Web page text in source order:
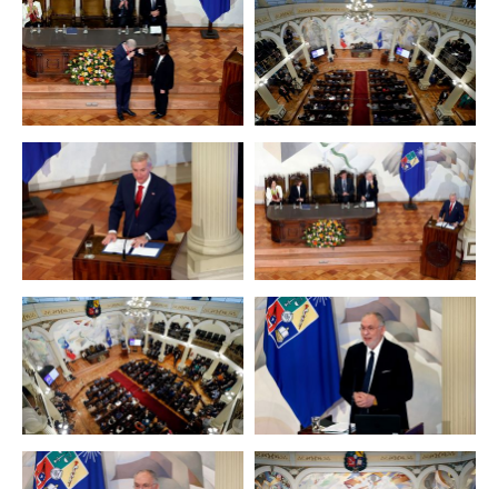
Zoom Zoom
Zoom Zoom
Zoom Zoom